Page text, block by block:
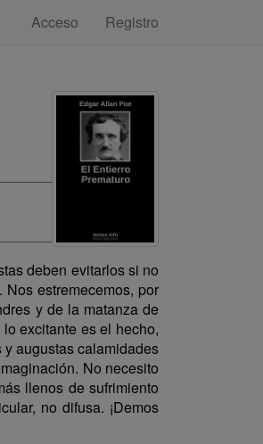
Acceso
Registro
deben evitarlos si no
estremecemos, por
y de la matanza de
excitante es el hecho,
augustas calamidades
No necesito
llenos de sufrimiento
no difusa. ¡Demos